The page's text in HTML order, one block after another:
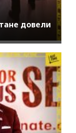
довели